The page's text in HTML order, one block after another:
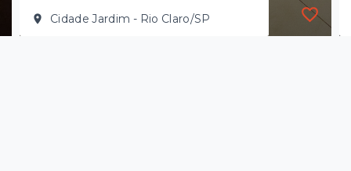
Cidade Jardim - Rio Claro/SP